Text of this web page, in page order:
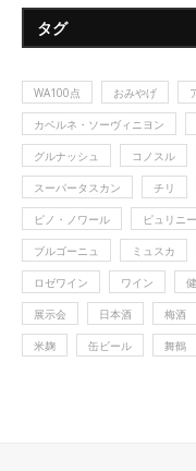
タグ
WA100点 おみやげ
カベルネ・ソーヴィニヨン
グルナッシュ コノスル
スーパータスカン チリ
ピノ・ノワール ピュリニ
ブルゴーニュ ミュスカ
ロゼワイン ワイン
展示会 日本酒 梅酒
米麹 缶ビール 舞鶴